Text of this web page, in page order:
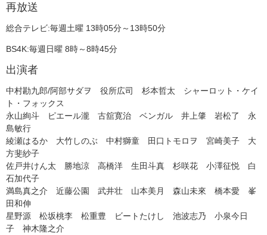
再放送
総合テレビ:毎週土曜 13時05分～13時50分
BS4K:毎週日曜 8時～8時45分
出演者
中村勘九郎/阿部サダヲ 役所広司 杉本哲太 シャーロット・ケイ
ト・フォックス
永山絢斗 ピエール瀧 古舘寛治 ベンガル 井上肇 岩松了 永
島敏行
綾瀬はるか 大竹しのぶ 中村獅童 田口トモロヲ 宮崎美子 大
方斐紗子
佐戸井けん太 勝地涼 高橋洋 生田斗真 杉咲花 小澤征悦 白
石加代子
満島真之介 近藤公園 武井壮 山本美月 森山未來 橋本愛 峯
田和伸
星野源 松坂桃李 松重豊 ビートたけし 池波志乃 小泉今日
子 神木隆之介